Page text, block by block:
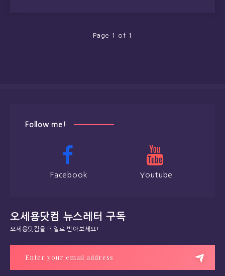
Page 1 of 1
Follow me!
Facebook Youtube
오세용닷컴 뉴스레터 구독
오세용닷컴을 메일로 받아보세요!